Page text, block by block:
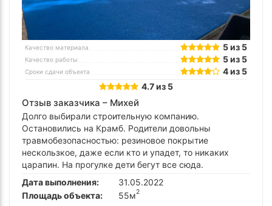
Качество материала 5 из 5
Качество работы 5 из 5
Сроки сдачи объекта
4 из 5
4.7 из 5
Отзыв заказчика – Михей
Долго выбирали строительную компанию.
Остановились на Крамб. Родители довольны
травмобезопасностью: резиновое покрытие
нескользкое, даже если кто и упадет, то никаких
царапин. На прогулке дети бегут все сюда.
Дата выполнения:
31.05.2022
Площадь объекта:
55м2